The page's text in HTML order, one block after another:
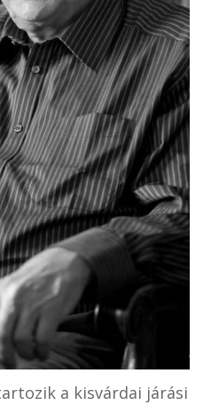
a kisvárdai járási